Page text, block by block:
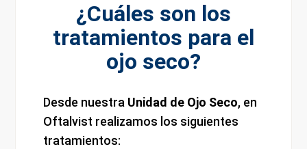
¿Cuáles son los
tratamientos para el
ojo seco?
Desde nuestra Unidad de Ojo Seco, en
Oftalvist realizamos los siguientes
tratamientos: